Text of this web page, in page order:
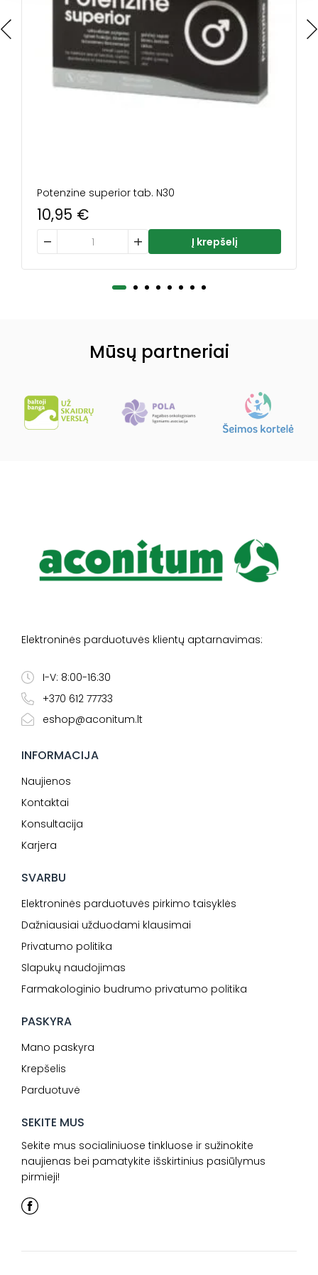
Potenzine superior tab. N30
10,95 €
produkto kiekis: Potenzine superior tab. N30
Į krepšelį
Mūsų partneriai
Elektroninės parduotuvės klientų aptarnavimas:
I-V: 8:00-16:30
+370 612 77733
eshop@aconitum.lt
INFORMACIJA
Naujienos
Kontaktai
Konsultacija
Karjera
SVARBU
Elektroninės parduotuvės pirkimo taisyklės
Dažniausiai užduodami klausimai
Privatumo politika
Slapukų naudojimas
Farmakologinio budrumo privatumo politika
PASKYRA
Mano paskyra
Krepšelis
Parduotuvė
SEKITE MUS
Sekite mus socialiniuose tinkluose ir sužinokite
naujienas bei pamatykite išskirtinius pasiūlymus
pirmieji!